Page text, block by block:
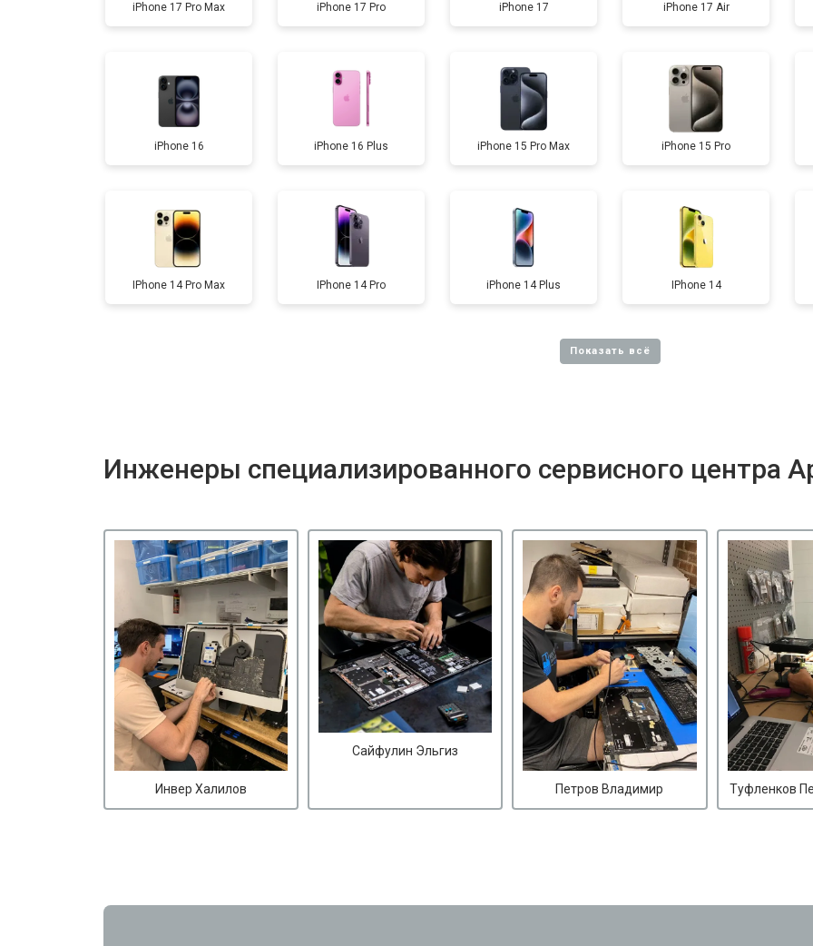
Замена микрофона от 70 мин
Замена камеры от 100 мин
Ремонт FaceID от 70 мин
iPhone 17 Pro Max iPhone 17 Pro iPhone 17 iPhone 17 Air
iPhone 16 iPhone 16 Plus iPhone 15 Pro Max iPhone 15 Pro
IPhone 14 Pro Max IPhone 14 Pro iPhone 14 Plus IPhone 14
Инженеры специализированного сервисного центра
Инвер Халилов
Сайфулин Эльгиз
Петров Владимир Туфленков